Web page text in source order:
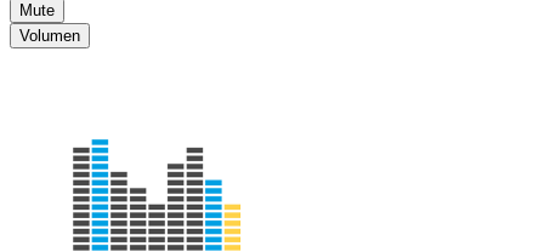
Mute
Volumen